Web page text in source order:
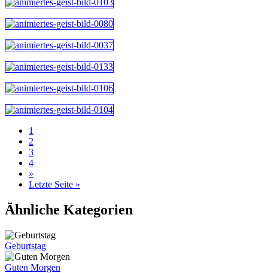
1
2
3
4
»
Letzte Seite »
Ähnliche Kategorien
Geburtstag
Guten Morgen